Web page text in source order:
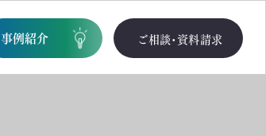
事例紹介 ご相談・資料請求